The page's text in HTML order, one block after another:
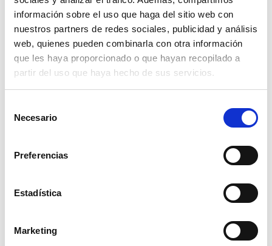
información sobre el uso que haga del sitio web con
nuestros partners de redes sociales, publicidad y análisis
web, quienes pueden combinarla con otra información
que les haya proporcionado o que hayan recopilado a
partir del uso que haya hecho de sus servicios.
Necesario
Preferencias
Estadística
Marketing
tornillo para martillo rm 46
14,50€ comprar